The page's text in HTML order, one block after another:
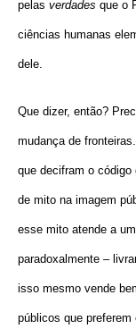
pelas verdades que o
ciências humanas
dele.
Que dizer, então?
mudança de
que decifram o
de mito na imagem
esse mito atende a
paradoxalmente –
isso mesmo vende
públicos que preferem